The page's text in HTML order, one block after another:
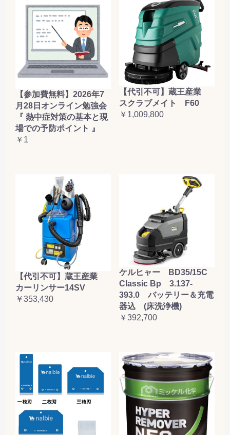
【参加費無料】2026年7
月28日オンライン勉強会
『 熱中症対策の基本と現
場での予防ポイント 』
￥1
【代引不可】蔵王産業
スクラブメイト F60
￥1,009,800
【代引不可】蔵王産業
カーリンサー14SV
￥353,430
ケルヒャー BD35/15C
Classic Bp 3.137-
393.0 バッテリー＆充電
器込 (床洗浄機)
￥392,700